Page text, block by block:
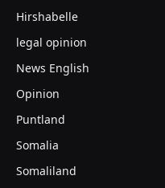
Hirshabelle
legal opinion
News English
Opinion
Puntland
Somalia
Somaliland